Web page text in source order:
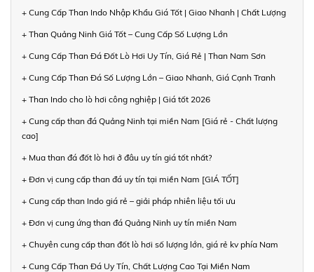
+ Cung Cấp Than Indo Nhập Khẩu Giá Tốt | Giao Nhanh | Chất Lượng
+ Than Quảng Ninh Giá Tốt – Cung Cấp Số Lượng Lớn
+ Cung Cấp Than Đá Đốt Lò Hơi Uy Tín, Giá Rẻ | Than Nam Sơn
+ Cung Cấp Than Đá Số Lượng Lớn – Giao Nhanh, Giá Cạnh Tranh
+ Than Indo cho lò hơi công nghiệp | Giá tốt 2026
+ Cung cấp than đá Quảng Ninh tại miền Nam [Giá rẻ - Chất lượng
cao]
+ Mua than đá đốt lò hơi ở đâu uy tín giá tốt nhất?
+ Đơn vị cung cấp than đá uy tín tại miền Nam [GIÁ TỐT]
+ Cung cấp than Indo giá rẻ – giải pháp nhiên liệu tối ưu
+ Đơn vị cung ứng than đá Quảng Ninh uy tín miền Nam
+ Chuyên cung cấp than đốt lò hơi số lượng lớn, giá rẻ kv phía Nam
+ Cung Cấp Than Đá Uy Tín, Chất Lượng Cao Tại Miền Nam